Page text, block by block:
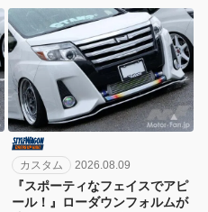
カスタム 2026.08.09
『スポーティなフェイスでアピ
ール！』ローダウンフォルムが